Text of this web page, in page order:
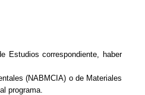
Estudios correspondiente, haber
(NABMCIA) o de Materiales
programa.